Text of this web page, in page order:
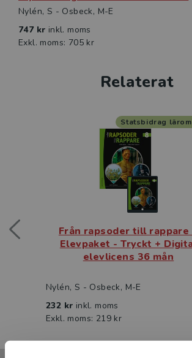
checklistor som stöd inför bokens större
skrivuppgifter.
Nylén, S - Osbeck, M-E
747 kr inkl. moms
Exkl. moms: 705 kr
Relaterat
Från rapsoder till rappare
Elevpaket - Tryckt +
elevlicens 36 mån
Nylén, S - Osbeck, M-E
232 kr inkl. moms
Exkl. moms: 219 kr
Statsbidrag